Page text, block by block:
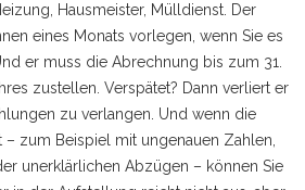
Hausmeister, Mülldienst. Der
eines Monats vorlegen, wenn Sie es
er muss die Abrechnung bis zum 31.
zustellen. Verspätet? Dann verliert er
zu verlangen. Und wenn die
zum Beispiel mit ungenauen Zahlen,
unerklärlichen Abzügen – können Sie